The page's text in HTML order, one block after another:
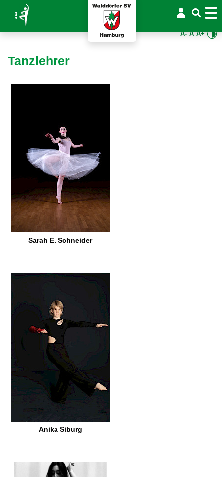
A- A A+
Tanzlehrer
Sarah E. Schneider
Anika Siburg